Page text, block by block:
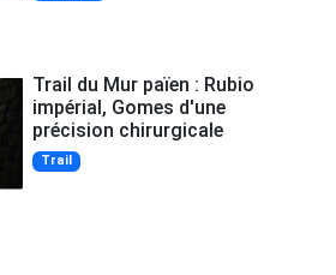
Trail du Mur païen : Rubio
impérial, Gomes d'une
précision chirurgicale
Trail